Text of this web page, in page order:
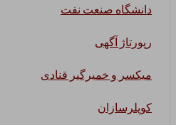
دانشگاه صنعت نفت
رپورتاژ آگهی
میکسر و خمیرگیر قنادی
کوپلرسازان